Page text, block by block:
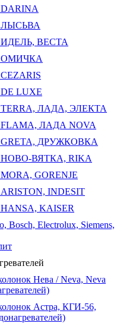
DARINA
ЛЫСЬВА
ИДЕЛЬ, ВЕСТА
ОМИЧКА
CEZARIS
DE LUXE
TERRA, ЛАДА, ЭЛЕКТА
FLAMA, ЛАДА NOVA
GRETA, ДРУЖКОВКА
НОВО-ВЯТКА, RIKA
MORA, GORENJE
ARISTON, INDESIT
HANSA, KAISER
Bosch, Electrolux, Siemens,
Нева / Neva, Neva
Астра, КГИ-56,